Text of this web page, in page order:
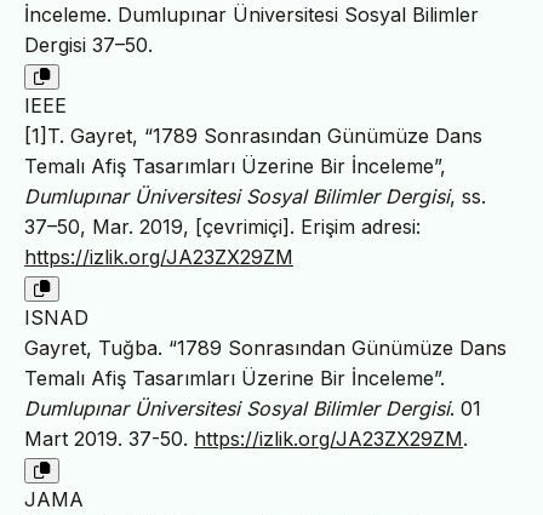
İnceleme. Dumlupınar Üniversitesi Sosyal Bilimler
Dergisi 37–50.
IEEE
[1]T. Gayret, “1789 Sonrasından Günümüze Dans
Temalı Afiş Tasarımları Üzerine Bir İnceleme”,
Dumlupınar Üniversitesi Sosyal Bilimler Dergisi, ss.
37–50, Mar. 2019, [çevrimiçi]. Erişim adresi:
https://izlik.org/JA23ZX29ZM
ISNAD
Gayret, Tuğba. “1789 Sonrasından Günümüze Dans
Temalı Afiş Tasarımları Üzerine Bir İnceleme”.
Dumlupınar Üniversitesi Sosyal Bilimler Dergisi. 01
Mart 2019. 37-50. https://izlik.org/JA23ZX29ZM.
JAMA